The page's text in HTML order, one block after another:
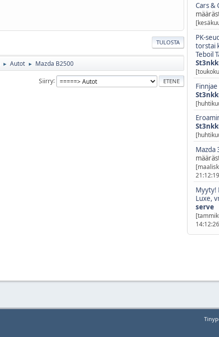
Cars &
PK-
torstai
Teboil
Mazda
Myyty!
Luxe,
serve
TULOSTA
► Autot ► Mazda B2500
Siirry